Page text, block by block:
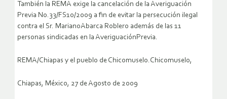
También la REMA exige la cancelación de la Averiguación
Previa No.33/FS10/2009 a fin de evitar la persecución ilegal
contra el Sr. MarianoAbarca Roblero además de las 11
personas sindicadas en la AveriguaciónPrevia.
REMA/Chiapas y el pueblo de Chicomuselo.Chicomuselo,
Chiapas, México, 27 de Agosto de 2009